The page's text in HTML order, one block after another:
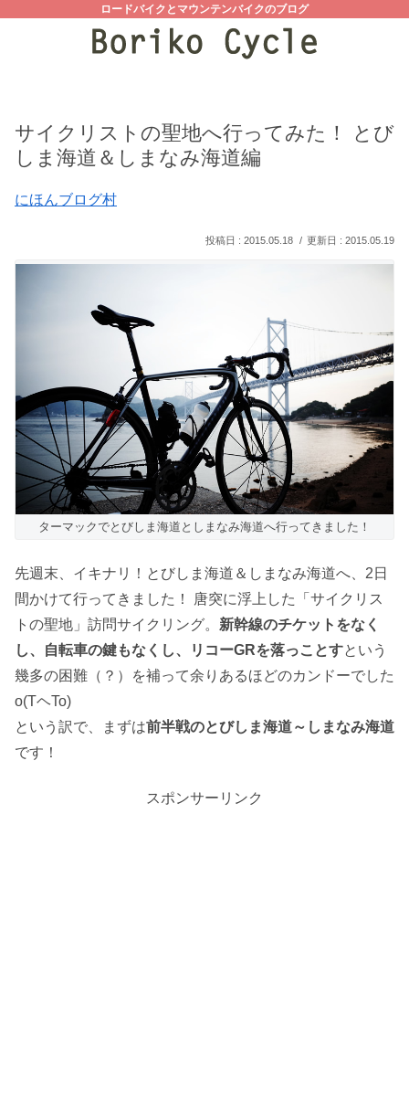
ロードバイクとマウンテンバイクのブログ
サイクリストの聖地へ行ってみた！ とび
しま海道＆しまなみ海道編
にほんブログ村
2015.05.18 2015.05.19
ターマックでとびしま海道としまなみ海道へ行ってきました！
先週末、イキナリ！とびしま海道＆しまなみ海道へ、2日
間かけて行ってきました！ 唐突に浮上した「サイクリス
トの聖地」訪問サイクリング。 新幹線のチケットをなく
し、自転車の鍵もなくし、リコーGRを落っことすという
幾多の困難（？）を補って余りあるほどのカンドーでした
o(TヘTo)
という訳で、まずは前半戦のとびしま海道～しまなみ海道
です！
スポンサーリンク